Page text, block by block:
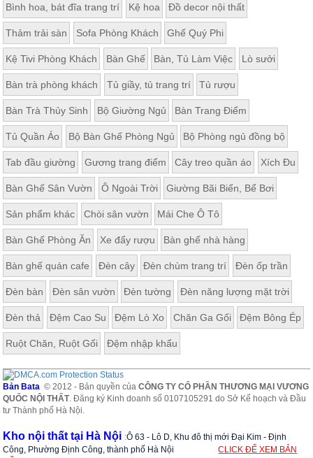
Bình hoa, bát đĩa trang trí Kệ hoa Đồ decor nội thất
Thảm trải sàn Sofa Phòng Khách Ghế Quý Phi
Kệ Tivi Phòng Khách Bàn Ghế Bàn, Tủ Làm Việc Lò sưởi
Bàn trà phòng khách Tủ giầy, tủ trang trí Tủ rượu
Bàn Trà Thủy Sinh Bộ Giường Ngủ Bàn Trang Điểm
Tủ Quần Áo Bộ Bàn Ghế Phòng Ngủ Bộ Phòng ngủ đồng bộ
Tab đầu giường Gương trang điểm Cây treo quần áo Xích Đu
Bàn Ghế Sân Vườn Ô Ngoài Trời Giường Bãi Biển, Bể Bơi
Sản phẩm khác Chòi sân vườn Mái Che Ô Tô
Bàn Ghế Phòng Ăn Xe đẩy rượu Bàn ghế nhà hàng
Bàn ghế quán cafe Đèn cây Đèn chùm trang trí Đèn ốp trần
Đèn bàn Đèn sân vườn Đèn tường Đèn năng lượng mặt trời
Đèn thả Đệm Cao Su Đệm Lò Xo Chăn Ga Gối Đệm Bông Ép
Ruột Chăn, Ruột Gối Đệm nhập khẩu
Bản Bata © 2012 - Bản quyền củaCÔNG TY CỔ PHẦN THƯƠNG MẠI VƯƠNG
QUỐC NỘI THẤT. Đăng ký Kinh doanh số 0107105291 do Sở Kế hoạch và Đầu
tư Thành phố Hà Nội.
Kho nội thất tại Hà Nội :Ô 63 - Lô D, Khu đô thị mới Đại Kim - Định
Công, Phường Định Công, thành phố Hà Nội
CLICK ĐỂ XEM BẢN